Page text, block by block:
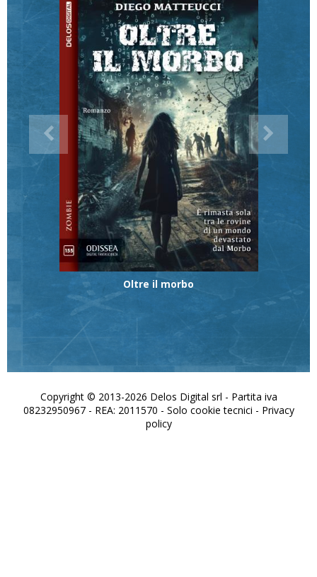
Oltre il morbo
Copyright © 2013-2026 Delos Digital srl - Partita iva
08232950967 - REA: 2011570 - Solo cookie tecnici - Privacy
policy